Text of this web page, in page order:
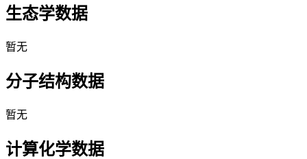
生态学数据
暂无
分子结构数据
暂无
计算化学数据